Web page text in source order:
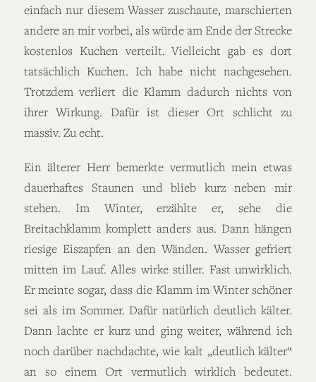
einfach nur diesem Wasser zuschaute, marschierten
andere an mir vorbei, als würde am Ende der Strecke
kostenlos Kuchen verteilt. Vielleicht gab es dort
tatsächlich Kuchen. Ich habe nicht nachgesehen.
Trotzdem verliert die Klamm dadurch nichts von
ihrer Wirkung. Dafür ist dieser Ort schlicht zu
massiv. Zu echt.
Ein älterer Herr bemerkte vermutlich mein etwas
dauerhaftes Staunen und blieb kurz neben mir
stehen. Im Winter, erzählte er, sehe die
Breitachklamm komplett anders aus. Dann hängen
riesige Eiszapfen an den Wänden. Wasser gefriert
mitten im Lauf. Alles wirke stiller. Fast unwirklich.
Er meinte sogar, dass die Klamm im Winter schöner
sei als im Sommer. Dafür natürlich deutlich kälter.
Dann lachte er kurz und ging weiter, während ich
noch darüber nachdachte, wie kalt „deutlich kälter“
an so einem Ort vermutlich wirklich bedeutet.